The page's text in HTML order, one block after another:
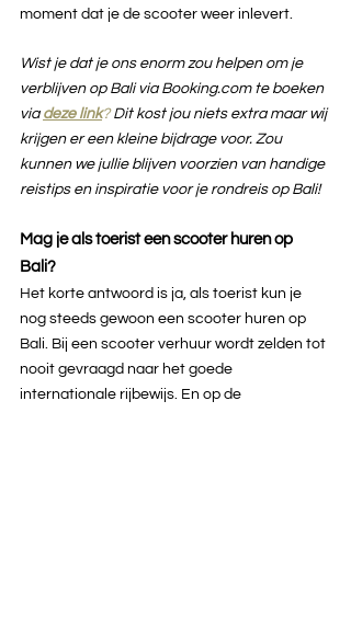
moment dat je de scooter weer inlevert.
Wist je dat je ons enorm zou helpen om je
verblijven op Bali via Booking.com te boeken
via deze link? Dit kost jou niets extra maar wij
krijgen er een kleine bijdrage voor. Zou
kunnen we jullie blijven voorzien van handige
reistips en inspiratie voor je rondreis op Bali!
Mag je als toerist een scooter huren op
Bali?
Het korte antwoord is ja, als toerist kun je
nog steeds gewoon een scooter huren op
Bali. Bij een scooter verhuur wordt zelden tot
nooit gevraagd naar het goede
internationale rijbewijs. En op de